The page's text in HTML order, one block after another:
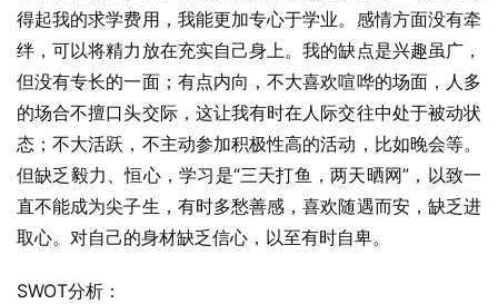
得起我的求学费用，我能更加专心于学业。感情方面没有牵
绊，可以将精力放在充实自己身上。我的缺点是兴趣虽广，
但没有专长的一面；有点内向，不大喜欢喧哗的场面，人多
的场合不擅口头交际，这让我有时在人际交往中处于被动状
态；不大活跃，不主动参加积极性高的活动，比如晚会等。
但缺乏毅力、恒心，学习是“三天打鱼，两天晒网”，以致一
直不能成为尖子生，有时多愁善感，喜欢随遇而安，缺乏进
取心。对自己的身材缺乏信心，以至有时自卑。
SWOT分析：